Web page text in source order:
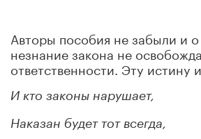
Авторы пособия не забыли и
незнание закона не
ответственности. Эту истину
И кто законы нарушает,
Наказан будет тот всегда,